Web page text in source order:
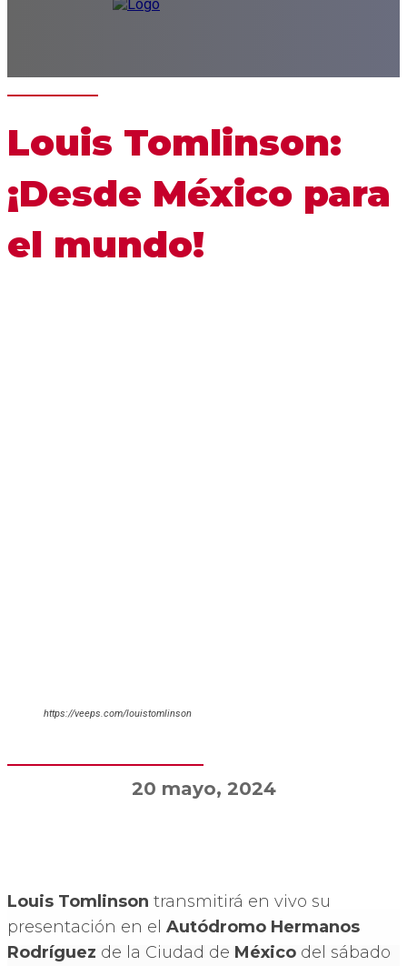
Louis Tomlinson:
¡Desde México para
el mundo!
https://veeps.com/louistomlinson
20 mayo, 2024
Louis Tomlinson transmitirá en vivo su
presentación en el Autódromo Hermanos
Rodríguez de la Ciudad de México del sábado